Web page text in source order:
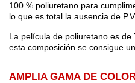
100 % poliuretano para
lo que es total la ausencia de
La película de poliuretano es
esta composición se consigue
AMPLIA GAMA DE